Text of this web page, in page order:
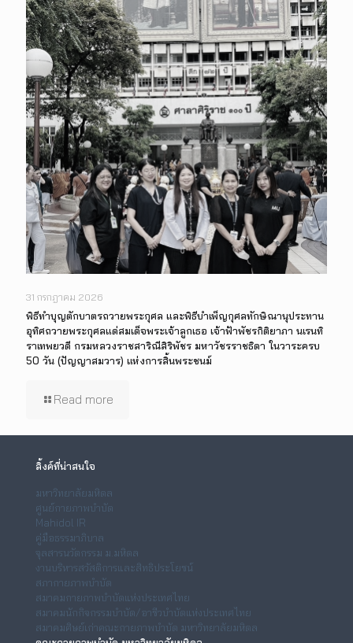
31 กรกฎาคม 2026
พิธีทำบุญตักบาตรถวายพระกุศล และพิธีบำเพ็ญกุศลทักษิณานุประทาน
อุทิศถวายพระกุศลแด่สมเด็จพระเจ้าลูกเธอ เจ้าฟ้าพัชรกิติยาภา นเรนทิ
ราเทพยวดี กรมหลวงราชสาริณีสิริพัชร มหาวัชรราชธิดา ในวาระครบ
50 วัน (ปัญญาสมวาร) แห่งการสิ้นพระชนม์
Read more
ลิ้งค์ที่น่าสนใจ
มหาวิทยาลัยมหิดล
ศูนย์กายภาพบำบัด
Mahidol IR
คู่มือธรรมาภิบาล
จุลสารนวัตกรรม ม.มหิดล
งานบริหารสวัสดิการและสิทธิประโยชน์
สภากายภาพบำบัด
สมาคมกายภาพบำบัดแห่งประเทศไทย
สมาคมนักกิจกรรมบำบัด/อาชีวบำบัดแห่งประเทศไทย
สมาคมศิษย์เก่าคณะกายภาพบำบัด มหาวิทยาลัยมหิดล